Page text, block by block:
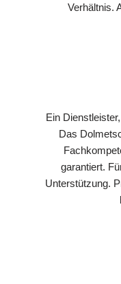
Verhältnis.
Ein
Das
garantiert.
Unterstützung.